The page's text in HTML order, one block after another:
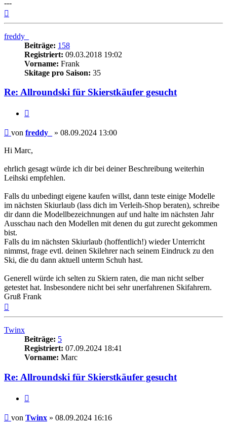
---
freddy_
Beiträge: 158
Registriert: 09.03.2018 19:02
Vorname: Frank
Skitage pro Saison: 35
Re: Allroundski für Skierstkäufer gesucht
Beitrag
von freddy_ » 08.09.2024 13:00
Hi Marc,
ehrlich gesagt würde ich dir bei deiner Beschreibung weiterhin
Leihski empfehlen.
Falls du unbedingt eigene kaufen willst, dann teste einige Modelle
im nächsten Skiurlaub (lass dich im Verleih-Shop beraten), schreibe
dir dann die Modellbezeichnungen auf und halte im nächsten Jahr
Ausschau nach den Modellen mit denen du gut zurecht gekommen
bist.
Falls du im nächsten Skiurlaub (hoffentlich!) wieder Unterricht
nimmst, frage evtl. deinen Skilehrer nach seinem Eindruck zu den
Ski, die du dann aktuell unterm Schuh hast.
Generell würde ich selten zu Skiern raten, die man nicht selber
getestet hat. Insbesondere nicht bei sehr unerfahrenen Skifahrern.
Gruß Frank
Twinx
Beiträge: 5
Registriert: 07.09.2024 18:41
Vorname: Marc
Re: Allroundski für Skierstkäufer gesucht
Beitrag
von Twinx » 08.09.2024 16:16